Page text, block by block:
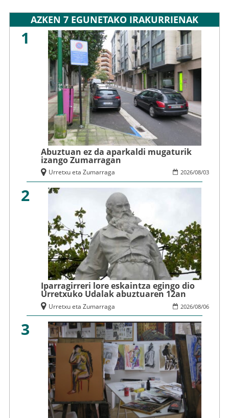
AZKEN 7 EGUNETAKO IRAKURRIENAK
1
Abuztuan ez da aparkaldi mugaturik
izango Zumarragan
2026/08/03
Urretxu eta Zumarraga
2
Iparragirreri lore eskaintza egingo dio
Urretxuko Udalak abuztuaren 12an
2026/08/06
Urretxu eta Zumarraga
3